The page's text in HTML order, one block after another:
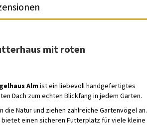
mit roten
Almist ein liebevoll handgefertigtes
Dach zum echten Blickfang in jedem Garten.
Natur und ziehen zahlreiche Gartenvögel an.
bietet einen sicheren Futterplatz für viele kleine